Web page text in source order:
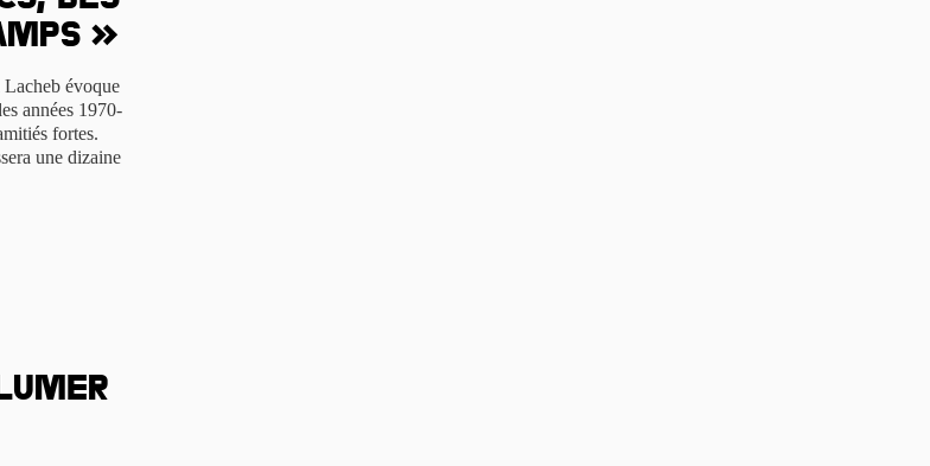
»
évoque
années 1970-
fortes.
une dizaine